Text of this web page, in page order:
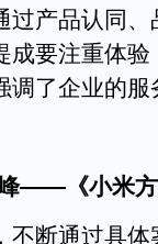
产品认同
要注重体
了企业的
——《小米
不断通过具